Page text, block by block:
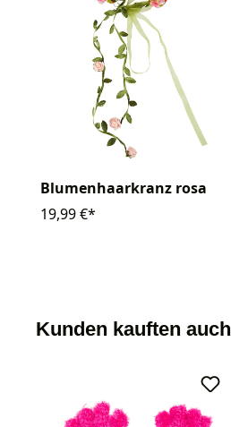
Blumenhaarkranz rosa
19,99 €*
Kunden kauften auch